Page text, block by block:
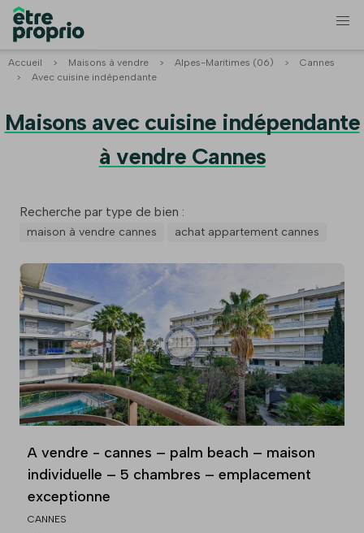
Accueil > Maisons à vendre > Alpes-Maritimes (06) >
Cannes
>
Avec cuisine indépendante
Maisons avec cuisine indépendante
à vendre Cannes
Recherche par type de bien :
maison à vendre cannes achat appartement cannes
A vendre - cannes – palm beach – maison
individuelle – 5 chambres – emplacement
exceptionne
CANNES